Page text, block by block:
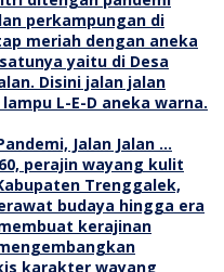
Jalan Jalan …